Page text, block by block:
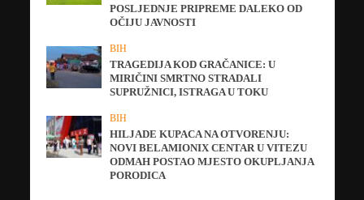
POSLJEDNJE PRIPREME DALEKO OD
OČIJU JAVNOSTI
BIH
TRAGEDIJA KOD GRAČANICE: U
MIRIČINI SMRTNO STRADALI
SUPRUŽNICI, ISTRAGA U TOKU
BIH
HILJADE KUPACA NA OTVORENJU:
NOVI BELAMIONIX CENTAR U VITEZU
ODMAH POSTAO MJESTO OKUPLJANJA
PORODICA